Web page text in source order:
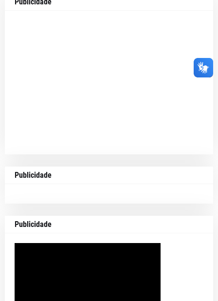
Publicidade
Publicidade